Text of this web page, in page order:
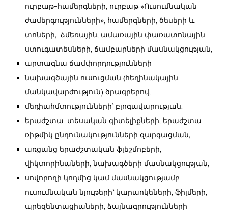
ուրբաթ-համերգների, ուրբաթ «Ուսումնական
ժամերգությունների», համերգների, ծեսերի և
տոների, ձմեռային, ամառային փառատոնային
ստուգատեսների, ճամբարների մասնակցության,
արտագնա ճամփորդությունների
նախագծային ուսուցման (հեղինակային
մանկավարժություն) ծրագրերով,
մեդիահմտությունների՝ բլոգավարության,
երաժշտա-տեսական գիտելիքների, երաժշտա-
ռիթմիկ ընդունակությունների զարգացման,
առցանց երաժշտական ֆլեշմոբերի,
վիկտորինաների, նախագծերի մասնակցության,
սովորողի կողմից կամ մասնակցությամբ
ուսումնական նյութերի՝ կարաոկեների, ֆիլմերի,
պրեզենտացիաների, ձայնագրությունների